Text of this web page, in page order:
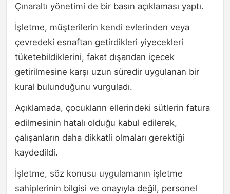
Çınaraltı yönetimi de bir basın açıklaması yaptı.
İşletme, müşterilerin kendi evlerinden veya
çevredeki esnaftan getirdikleri yiyecekleri
tüketebildiklerini, fakat dışarıdan içecek
getirilmesine karşı uzun süredir uygulanan bir
kural bulunduğunu vurguladı.
Açıklamada, çocukların ellerindeki sütlerin fatura
edilmesinin hatalı olduğu kabul edilerek,
çalışanların daha dikkatli olmaları gerektiği
kaydedildi.
İşletme, söz konusu uygulamanın işletme
sahiplerinin bilgisi ve onayıyla değil, personel